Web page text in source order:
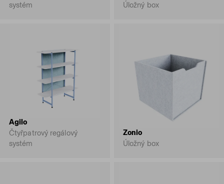
systém
Úložný box
Agilo
Čtyřpatrový regálový
systém
Zonio
Úložný box